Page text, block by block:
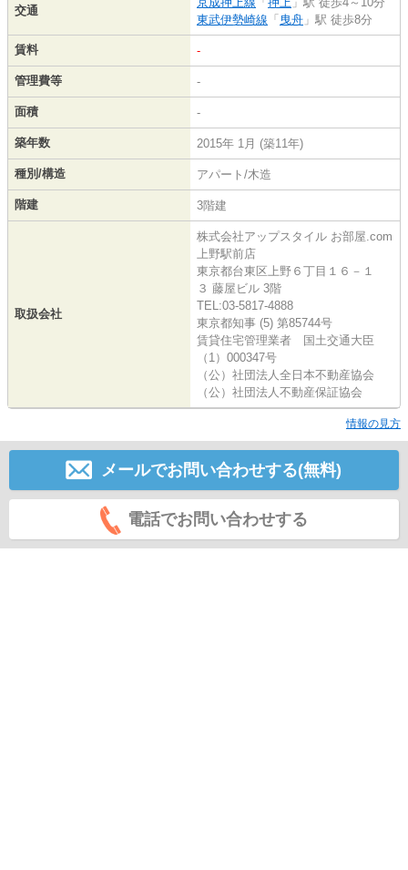
交通
東武伊勢崎線 「 曳舟 」駅 徒歩8分
賃料 -
管理費等 -
面積 -
築年数 2015年 1月 (築11年)
種別/構造 アパート/木造
階建 3階建
取扱会社
株式会社アップスタイル お部屋.com
上野駅前店
東京都台東区上野６丁目１６－１
３ 藤屋ビル 3階
TEL:03-5817-4888
東京都知事 (5) 第85744号
賃貸住宅管理業者 国土交通大臣
（1）000347号
（公）社団法人全日本不動産協会
（公）社団法人不動産保証協会
情報の見方
メールでお問い合わせする(無料)
電話でお問い合わせする